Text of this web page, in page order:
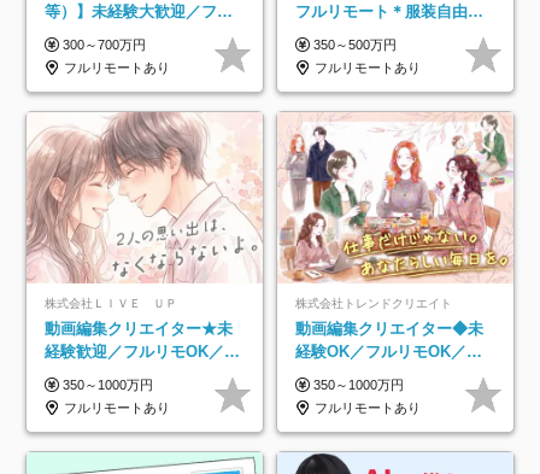
等）】未経験大歓迎／フル
リモ可で全国募集！年収ア
ップ多数★年休最大130日★
300～700万円
フルリモートあり
フルリモート＊服装自由＊
年休125日以上＊残業なし＊
月給26万円以上
350～500万円
フルリモートあり
株式会社ＬＩＶＥ ＵＰ
動画編集クリエイター★未
経験歓迎／フルリモOK／残
業なし／年間休日125日／
髪・服・ネイル自由／研修
充実で安心
350～1000万円
フルリモートあり
株式会社トレンドクリエイト
動画編集クリエイター◆未
経験OK／フルリモOK／ほ
ぼ定時帰り／年間休日125日
／髪・服・ネイル自由／副
業OK
350～1000万円
フルリモートあり